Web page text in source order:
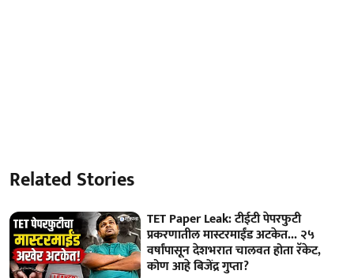
Related Stories
TET Paper Leak: टीईटी पेपरफुटी
प्रकरणातील मास्टरमाईंड अटकेत... २५
वर्षांपासून देशभरात चालवत होता रॅकेट,
कोण आहे बिजेंद्र गुप्ता?